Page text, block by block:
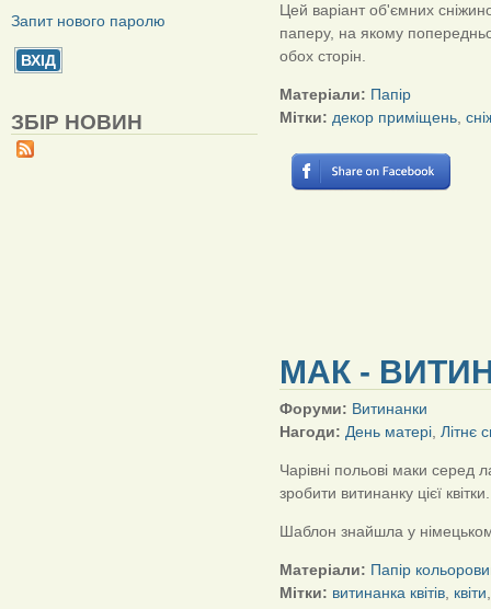
Запит нового паролю
ЗБІР НОВИН
Цей варіант об'ємних
паперу, на якому
обох сторін.
Матеріали: Папір
Мітки: декор приміщень
МАК -
Форуми: Витинанки
Нагоди: День матері Літнє
Чарівні польові маки серед
зробити витинанку цієї квітки.
Шаблон знайшла у
Матеріали: Папір
Мітки: витинанка квітів квіти